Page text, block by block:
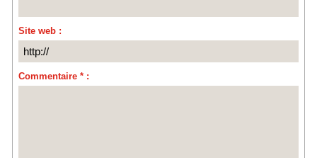
Site web :
Commentaire * :